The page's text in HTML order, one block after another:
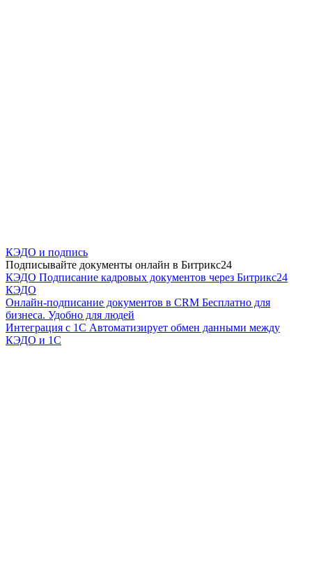
КЭДО и подпись
Подписывайте документы онлайн в Битрикс24
КЭДО Подписание кадровых документов через Битрикс24
КЭДО
Онлайн-подписание документов в CRM Бесплатно для
бизнеса. Удобно для людей
Интеграция с 1С Автоматизирует обмен данными между
КЭДО и 1С